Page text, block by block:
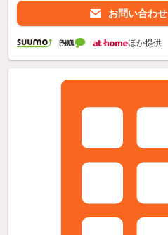
お問い合わせ
ほか提供